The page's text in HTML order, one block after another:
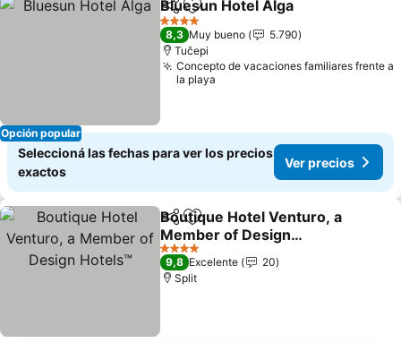
Opción popular
CompartirAñadir a favoritos
Bluesun Hotel Alga
4 Estrellas
8,3 Muy bueno
5.790
Tučepi
Concepto de vacaciones familiares frente a
la playa
Seleccioná las fechas para ver los precios
exactos
Ver precios
CompartirAñadir a favoritos
Boutique Hotel Venturo, a
Member of Design
Hotels™
4 Estrellas
9,8 Excelente
20
Split